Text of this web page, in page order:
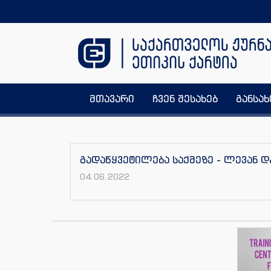
მთავარი ჩვენ შესახებ
გადაწყვეტილება საქმეზე - ლევან
04.06.2022